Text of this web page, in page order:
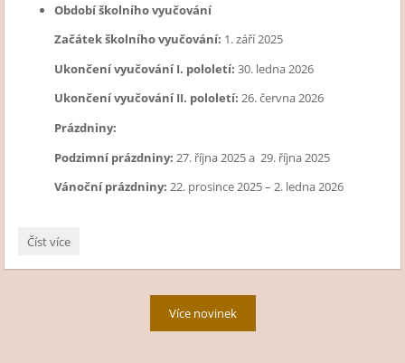
Období školního vyučování
Začátek školního vyučování: 1. září 2025
Ukončení vyučování I. pololetí: 30. ledna 2026
Ukončení vyučování II. pololetí: 26. června 2026
Prázdniny:
Podzimní prázdniny: 27. října 2025 a 29. října 2025
Vánoční prázdniny: 22. prosince 2025 – 2. ledna 2026
Organizace
roku
Číst více
Více novinek